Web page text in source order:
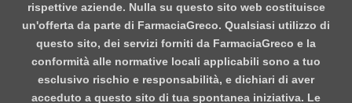
rispettive aziende. Nulla su questo sito web costituisce
un'offerta da parte di FarmaciaGreco. Qualsiasi utilizzo di
questo sito, dei servizi forniti da FarmaciaGreco e la
conformità alle normative locali applicabili sono a tuo
esclusivo rischio e responsabilità, e dichiari di aver
acceduto a questo sito di tua spontanea iniziativa. Le